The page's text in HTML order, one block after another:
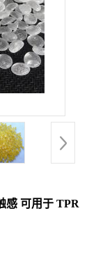
感 可用于 TPR